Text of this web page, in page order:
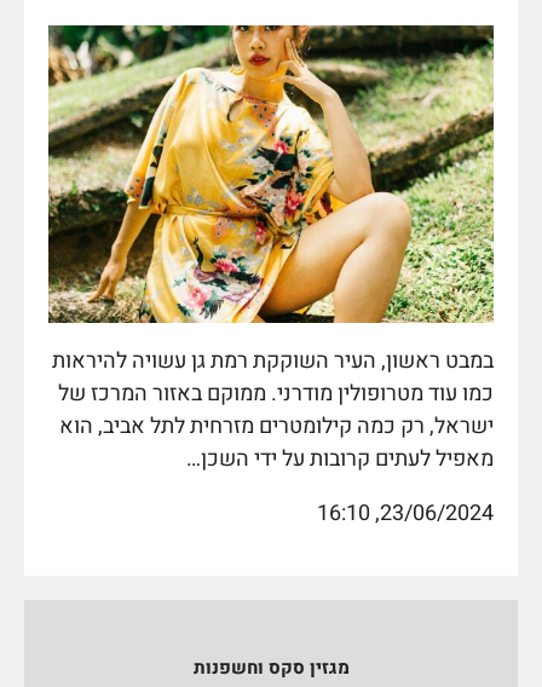
במבט ראשון, העיר השוקקת רמת גן עשויה להיראות
כמו עוד מטרופולין מודרני. ממוקם באזור המרכז של
ישראל, רק כמה קילומטרים מזרחית לתל אביב, הוא
מאפיל לעתים קרובות על ידי השכן…
23/06/2024, 16:10
מגזין סקס וחשפנות